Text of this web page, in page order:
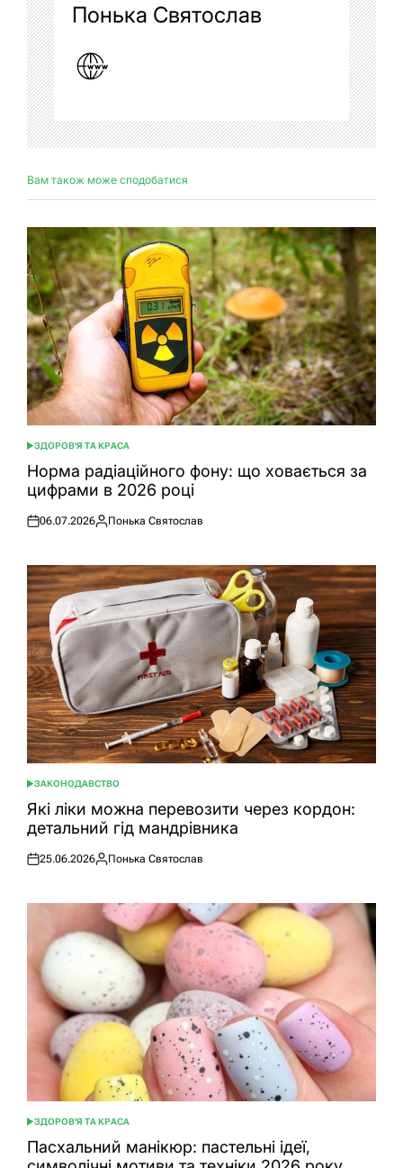
Понька Святослав
Вам також може сподобатися
ОПУБЛІКУВАТИ
У
ЗДОРОВ'Я ТА КРАСА
Норма радіаційного фону: що ховається за
цифрами в 2026 році
Оприлюднено
06.07.2026
Опубліковано
Понька Святослав
ОПУБЛІКУВАТИ
У
ЗАКОНОДАВСТВО
Які ліки можна перевозити через кордон:
детальний гід мандрівника
Оприлюднено
25.06.2026
Опубліковано
Понька Святослав
ОПУБЛІКУВАТИ
У
ЗДОРОВ'Я ТА КРАСА
Пасхальний манікюр: пастельні ідеї,